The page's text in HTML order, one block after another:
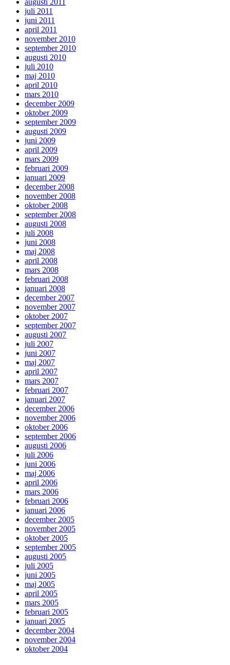
augusti 2011
juli 2011
juni 2011
april 2011
november 2010
september 2010
augusti 2010
juli 2010
maj 2010
april 2010
mars 2010
december 2009
oktober 2009
september 2009
augusti 2009
juni 2009
april 2009
mars 2009
februari 2009
januari 2009
december 2008
november 2008
oktober 2008
september 2008
augusti 2008
juli 2008
juni 2008
maj 2008
april 2008
mars 2008
februari 2008
januari 2008
december 2007
november 2007
oktober 2007
september 2007
augusti 2007
juli 2007
juni 2007
maj 2007
april 2007
mars 2007
februari 2007
januari 2007
december 2006
november 2006
oktober 2006
september 2006
augusti 2006
juli 2006
juni 2006
maj 2006
april 2006
mars 2006
februari 2006
januari 2006
december 2005
november 2005
oktober 2005
september 2005
augusti 2005
juli 2005
juni 2005
maj 2005
april 2005
mars 2005
februari 2005
januari 2005
december 2004
november 2004
oktober 2004